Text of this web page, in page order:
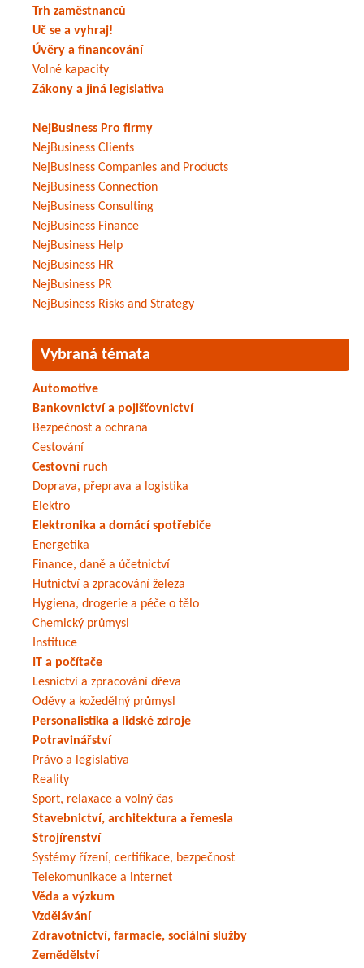
Trh zaměstnanců
Uč se a vyhraj!
Úvěry a financování
Volné kapacity
Zákony a jiná legislativa
NejBusiness Pro firmy
NejBusiness Clients
NejBusiness Companies and Products
NejBusiness Connection
NejBusiness Consulting
NejBusiness Finance
NejBusiness Help
NejBusiness HR
NejBusiness PR
NejBusiness Risks and Strategy
Vybraná témata
Automotive
Bankovnictví a pojišťovnictví
Bezpečnost a ochrana
Cestování
Cestovní ruch
Doprava, přeprava a logistika
Elektro
Elektronika a domácí spotřebiče
Energetika
Finance, daně a účetnictví
Hutnictví a zpracování železa
Hygiena, drogerie a péče o tělo
Chemický průmysl
Instituce
IT a počítače
Lesnictví a zpracování dřeva
Oděvy a kožedělný průmysl
Personalistika a lidské zdroje
Potravinářství
Právo a legislativa
Reality
Sport, relaxace a volný čas
Stavebnictví, architektura a řemesla
Strojírenství
Systémy řízení, certifikace, bezpečnost
Telekomunikace a internet
Věda a výzkum
Vzdělávání
Zdravotnictví, farmacie, sociální služby
Zemědělství